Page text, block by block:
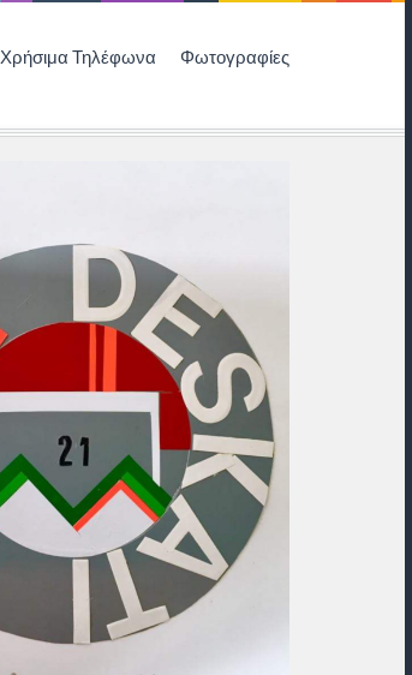
Χρήσιμα Τηλέφωνα Φωτογραφίες